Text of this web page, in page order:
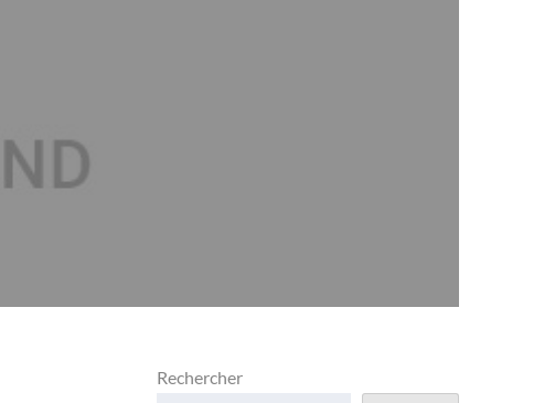
Rechercher